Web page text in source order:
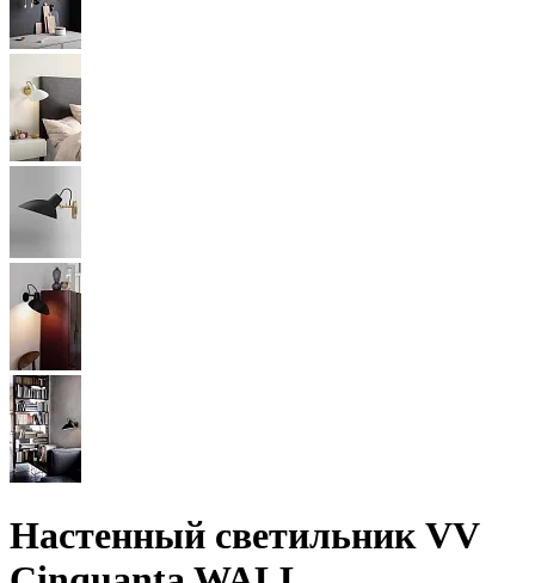
Настенный светильник VV